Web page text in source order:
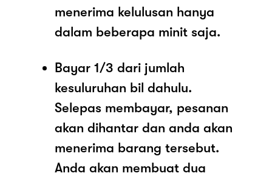
menerima kelulusan hanya
dalam beberapa minit saja.
Bayar 1/3 dari jumlah
kesuluruhan bil dahulu.
Selepas membayar, pesanan
akan dihantar dan anda akan
menerima barang tersebut.
Anda akan membuat dua